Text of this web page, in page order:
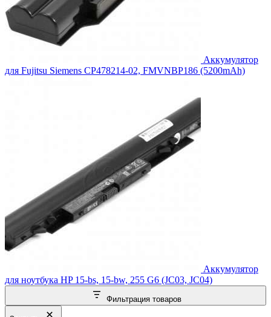
Аккумулятор
для Fujitsu Siemens CP478214-02, FMVNBP186 (5200mAh)
Аккумулятор
для ноутбука HP 15-bs, 15-bw, 255 G6 (JC03, JC04)
Фильтрация товаров